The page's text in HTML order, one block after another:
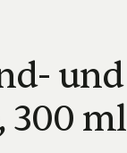
und
300 ml